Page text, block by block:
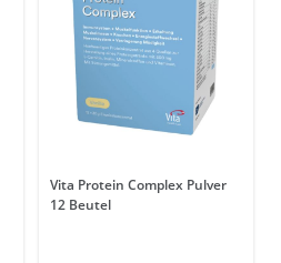
Vita Protein Complex Pulver
12 Beutel